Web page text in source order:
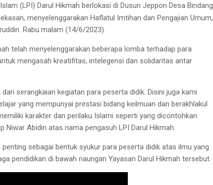
(LPI) Darul Hikmah berlokasi di Dusun Jeppon Desa Bindang
menyelenggarakan Haflatul Imtihan dan Pengajian Umum,
Rabu malam (14/6/2023).
telah menyelenggarakan beberapa lomba terhadap para
mengasah kreatifitas, intelegensi dan solidaritas antar
serangkaian kegiatan para peserta didik. Disini juga kami
yang mempunyai prestasi bidang keilmuan dan berakhlakul
karakter dan perilaku Islami seperti yang dicontohkan
Niwar Abidin atas nama pengasuh LPI Darul Hikmah.
sebagai bentuk syukur para peserta didik atas ilmu yang
pendidikan di bawah naungan Yayasan Darul Hikmah tersebut.